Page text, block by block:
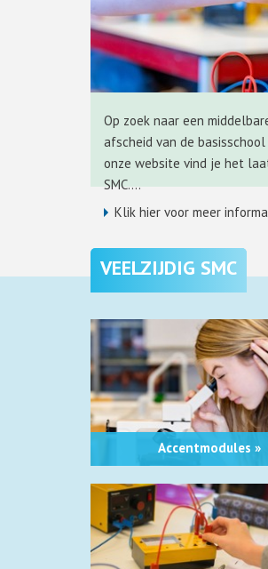
Op zoek naar een
afscheid van de
onze website vind je het
SMC....
Klik hier voor meer
Accentmodules »